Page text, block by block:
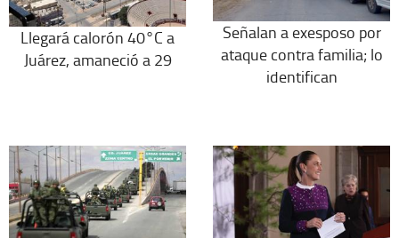
Llegará calorón 40°C a
Juárez, amaneció a 29
Señalan a exesposo por
ataque contra familia; lo
identifican